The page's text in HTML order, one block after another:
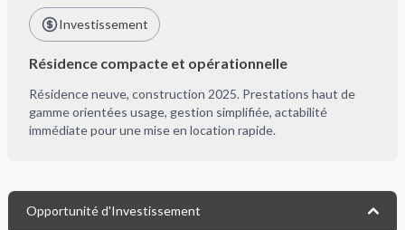
Investissement
Résidence compacte et opérationnelle
Résidence neuve, construction 2025. Prestations haut de
gamme orientées usage, gestion simplifiée, actabilité
immédiate pour une mise en location rapide.
Opportunité d'Investissement